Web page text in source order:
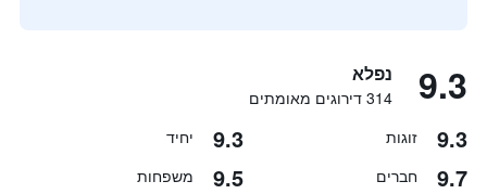
9.3 נפלא
314 דירוגים מאומתים
9.3 זוגות 9.3 יחיד
9.7 חברים 9.5 משפחות